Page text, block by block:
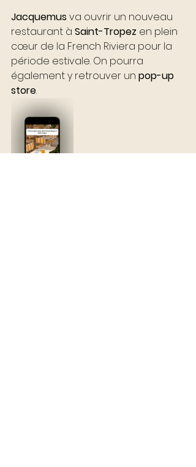
Jacquemus va ouvrir un nouveau
restaurant à Saint-Tropez en plein
cœur de la French Riviera pour la
période estivale. On pourra
également y retrouver un pop-up
store.